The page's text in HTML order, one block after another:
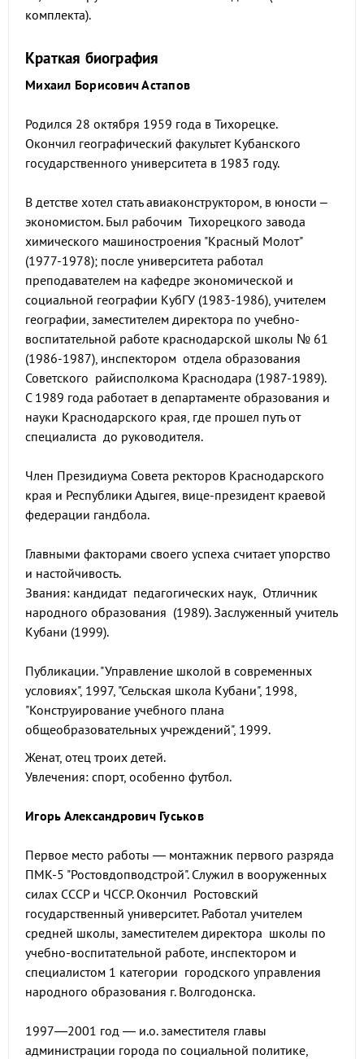
комплекта).
Краткая биография
Михаил Борисович Астапов
Родился 28 октября 1959 года в Тихорецке.
Окончил географический факультет Кубанского
государственного университета в 1983 году.
В детстве хотел стать авиаконструктором, в юности –
экономистом. Был рабочим Тихорецкого завода
химического машиностроения "Красный Молот"
(1977-1978); после университета работал
преподавателем на кафедре экономической и
социальной географии КубГУ (1983-1986), учителем
географии, заместителем директора по учебно-
воспитательной работе краснодарской школы № 61
(1986-1987), инспектором отдела образования
Советского райисполкома Краснодара (1987-1989).
С 1989 года работает в департаменте образования и
науки Краснодарского края, где прошел путь от
специалиста до руководителя.
Член Президиума Совета ректоров Краснодарского
края и Республики Адыгея, вице-президент краевой
федерации гандбола.
Главными факторами своего успеха считает упорство
и настойчивость.
Звания: кандидат педагогических наук, Отличник
народного образования (1989). Заслуженный учитель
Кубани (1999).
Публикации. "Управление школой в современных
условиях", 1997, "Сельская школа Кубани", 1998,
"Конструирование учебного плана
общеобразовательных учреждений", 1999.
Женат, отец троих детей.
Увлечения: спорт, особенно футбол.
Игорь Александрович Гуськов
Первое место работы — монтажник первого разряда
ПМК-5 "Ростовдопводстрой". Служил в вооруженных
силах СССР и ЧССР. Окончил Ростовский
государственный университет. Работал учителем
средней школы, заместителем директора школы по
учебно-воспитательной работе, инспектором и
специалистом 1 категории городского управления
народного образования г. Волгодонска.
1997—2001 год — и.о. заместителя главы
администрации города по социальной политике,